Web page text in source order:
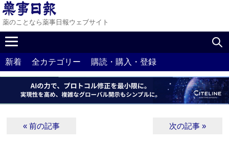
薬のことなら薬事日報ウェブサイト
新着 全カテゴリー 購読・購入・登録
« 前の記事 次の記事 »